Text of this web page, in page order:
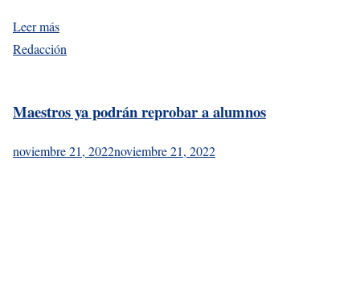
Leer más
Redacción
Maestros ya podrán reprobar a alumnos
noviembre 21, 2022noviembre 21, 2022